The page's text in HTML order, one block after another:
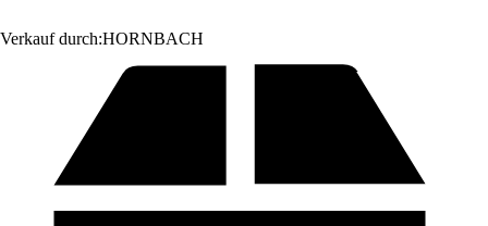
Verkauf durch:HORNBACH